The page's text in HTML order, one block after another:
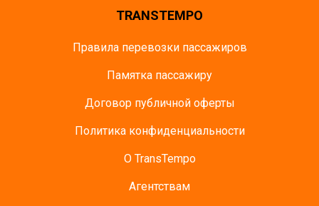
TRANSTEMPO
Правила перевозки пассажиров
Памятка пасcажиру
Договор публичной оферты
Политика конфиденциальности
О TransTempo
Агентствам